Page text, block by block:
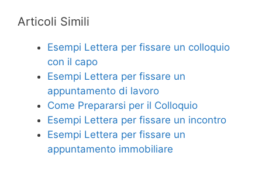
Articoli Simili
Esempi Lettera per fissare un colloquio
con il capo
Esempi Lettera per fissare un
appuntamento di lavoro
Come Prepararsi per il Colloquio
Esempi Lettera per fissare un incontro
Esempi Lettera per fissare un
appuntamento immobiliare